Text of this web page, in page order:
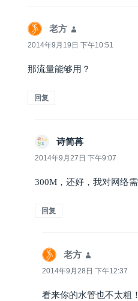
老方
道：
2014年9月19日 下午10:51
那流量能够用？
回复
诗简苒
道：
2014年9月27日 下午9:07
300M，还好，我对网络
回复
老方
道：
2014年9月28日 下午12:37
看来你的水管也不太粗